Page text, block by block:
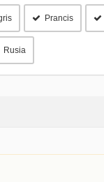
Prancis
Rusia